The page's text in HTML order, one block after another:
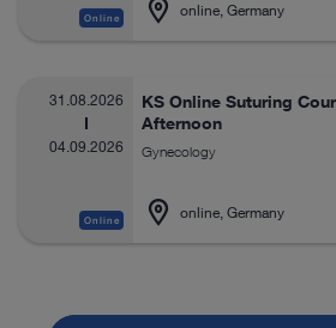
Online online, Germany
31.08.2026
04.09.2026
Online
KS Online Suturing
Afternoon
Gynecology
online, Germany